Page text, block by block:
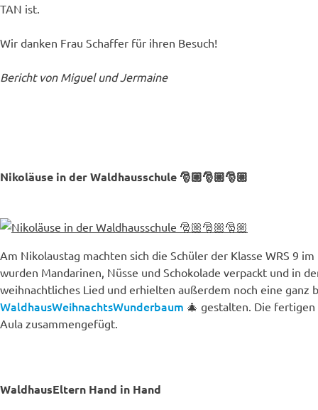
TAN ist.
Wir danken Frau Schaffer für ihren Besuch!
Bericht von Miguel und Jermaine
Nikoläuse in der Waldhausschule 🎅🏼🎅🏼🎅🏼
Am Nikolaustag machten sich die Schüler der Klasse WRS 9
wurden Mandarinen, Nüsse und Schokolade verpackt und in
weihnachtliches Lied und erhielten außerdem noch eine
WaldhausWeihnachtsWunderbaum 🎄 gestalten. Die
Aula zusammengefügt.
WaldhausEltern Hand in Hand